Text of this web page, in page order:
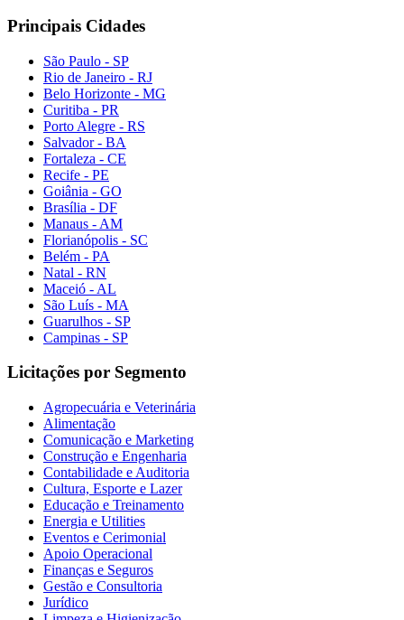
Principais Cidades
São Paulo - SP
Rio de Janeiro - RJ
Belo Horizonte - MG
Curitiba - PR
Porto Alegre - RS
Salvador - BA
Fortaleza - CE
Recife - PE
Goiânia - GO
Brasília - DF
Manaus - AM
Florianópolis - SC
Belém - PA
Natal - RN
Maceió - AL
São Luís - MA
Guarulhos - SP
Campinas - SP
Licitações por Segmento
Agropecuária e Veterinária
Alimentação
Comunicação e Marketing
Construção e Engenharia
Contabilidade e Auditoria
Cultura, Esporte e Lazer
Educação e Treinamento
Energia e Utilities
Eventos e Cerimonial
Apoio Operacional
Finanças e Seguros
Gestão e Consultoria
Jurídico